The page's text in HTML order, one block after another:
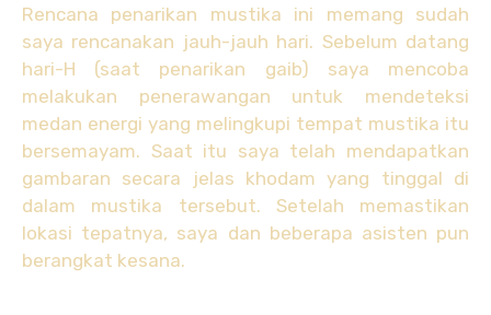
Rencana penarikan mustika ini memang sudah
saya rencanakan jauh-jauh hari. Sebelum datang
hari-H (saat penarikan gaib) saya mencoba
melakukan penerawangan untuk mendeteksi
medan energi yang melingkupi tempat mustika itu
bersemayam. Saat itu saya telah mendapatkan
gambaran secara jelas khodam yang tinggal di
dalam mustika tersebut. Setelah memastikan
lokasi tepatnya, saya dan beberapa asisten pun
berangkat kesana.